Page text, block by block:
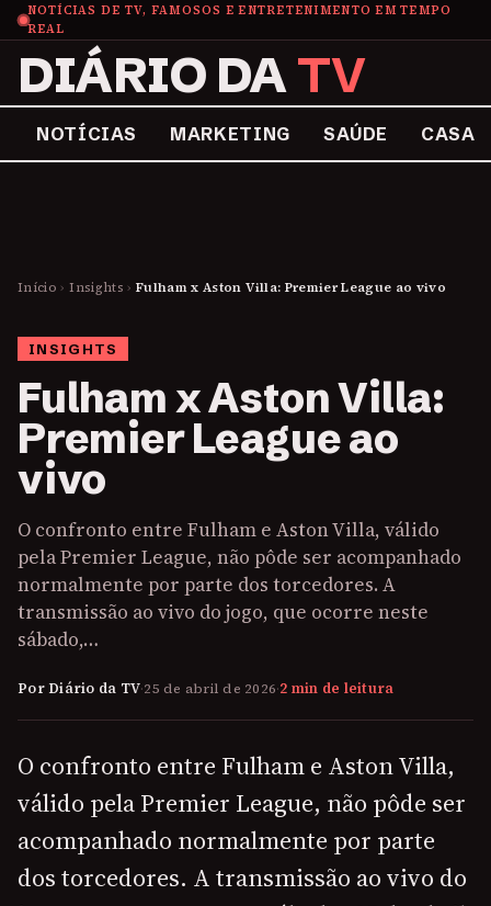
NOTÍCIAS DE TV, FAMOSOS E ENTRETENIMENTO EM TEMPO
REAL
DIÁRIO DATV
NOTÍCIAS MARKETING SAÚDE CASA
Início › Insights › Fulham x Aston Villa: Premier League ao vivo
INSIGHTS
Fulham x Aston Villa:
Premier League ao
vivo
O confronto entre Fulham e Aston Villa, válido
pela Premier League, não pôde ser acompanhado
normalmente por parte dos torcedores. A
transmissão ao vivo do jogo, que ocorre neste
sábado,…
Por Diário da TV·25 de abril de 2026·2 min de leitura
O confronto entre Fulham e Aston Villa,
válido pela Premier League, não pôde ser
acompanhado normalmente por parte
dos torcedores. A transmissão ao vivo do